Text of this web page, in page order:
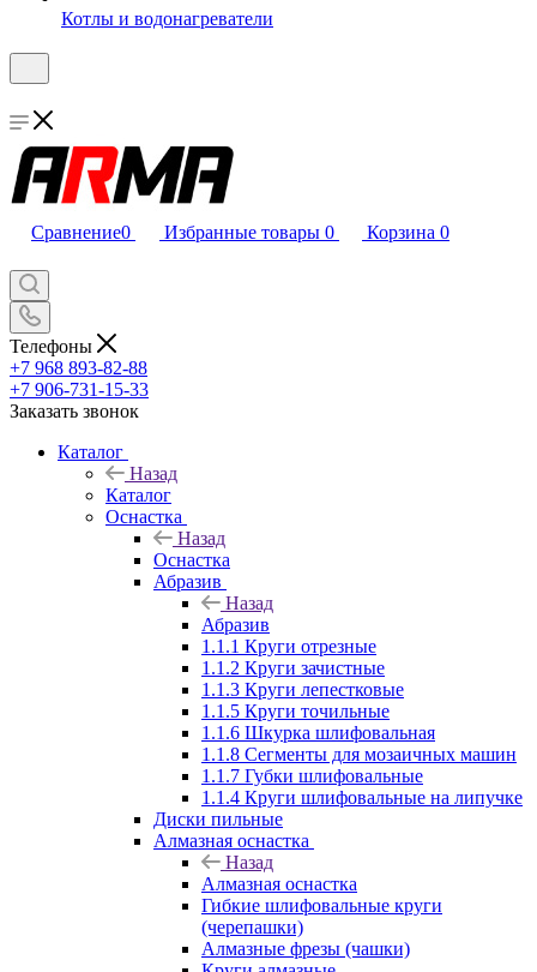
Котлы и водонагреватели
Сравнение0 Избранные товары 0 Корзина 0
Телефоны
+7 968 893-82-88
+7 906-731-15-33
Заказать звонок
Каталог
Назад
Каталог
Оснастка
Назад
Оснастка
Абразив
Назад
Абразив
1.1.1 Круги отрезные
1.1.2 Круги зачистные
1.1.3 Круги лепестковые
1.1.5 Круги точильные
1.1.6 Шкурка шлифовальная
1.1.8 Сегменты для мозаичных машин
1.1.7 Губки шлифовальные
1.1.4 Круги шлифовальные на липучке
Диски пильные
Алмазная оснастка
Назад
Алмазная оснастка
Гибкие шлифовальные круги
(черепашки)
Алмазные фрезы (чашки)